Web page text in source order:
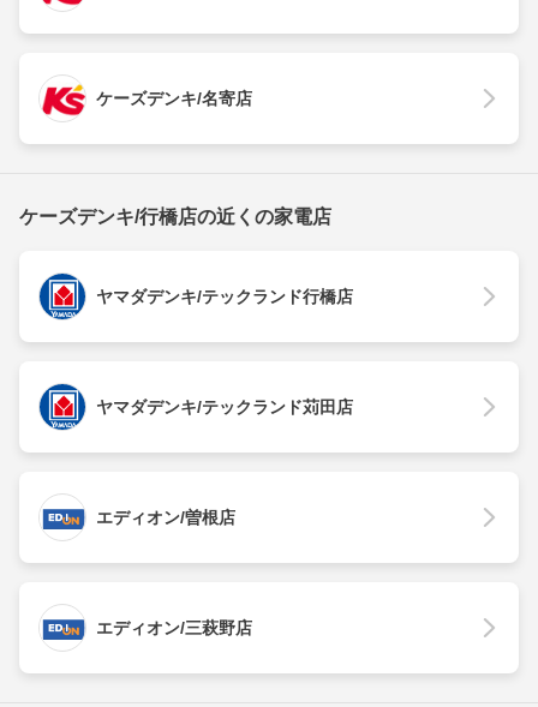
ケーズデンキ/名寄店
ケーズデンキ/行橋店の近くの家電店
ヤマダデンキ/テックランド行橋店
ヤマダデンキ/テックランド苅田店
エディオン/曽根店
エディオン/三萩野店